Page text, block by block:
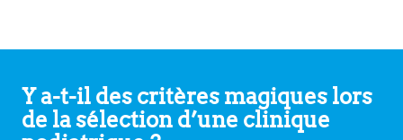
Y a-t-il des critères magiques lors
de la sélection d’une clinique